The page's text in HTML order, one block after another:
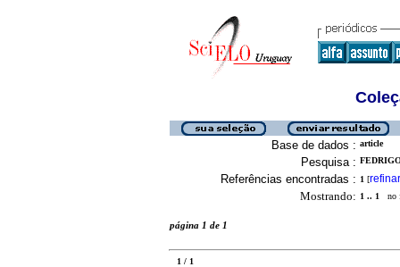
Base de dados : article
Pesquisa :
Referências encontradas : 1 [refinar
Mostrando: 1 .. 1 no
página 1 de 1
1 / 1